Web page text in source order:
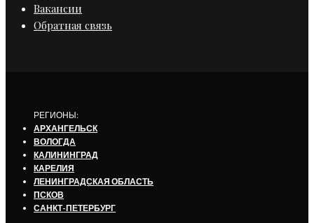
Вакансии
Обратная связь
РЕГИОНЫ:
АРХАНГЕЛЬСК
ВОЛОГДА
КАЛИНИНГРАД
КАРЕЛИЯ
ЛЕНИНГРАДСКАЯ ОБЛАСТЬ
ПСКОВ
САНКТ-ПЕТЕРБУРГ